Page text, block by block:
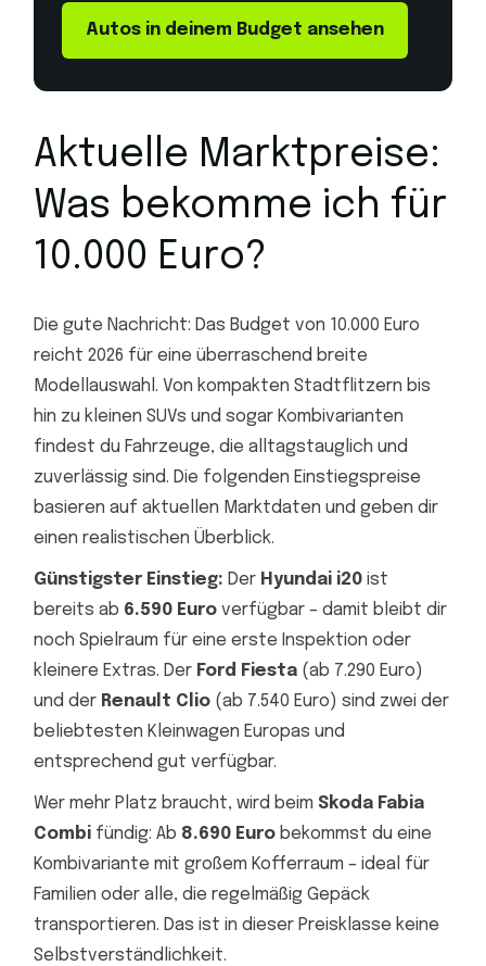
Autos in deinem Budget ansehen
Aktuelle Marktpreise:
Was bekomme ich für
10.000 Euro?
Die gute Nachricht: Das Budget von 10.000 Euro
reicht 2026 für eine überraschend breite
Modellauswahl. Von kompakten Stadtflitzern bis
hin zu kleinen SUVs und sogar Kombivarianten
findest du Fahrzeuge, die alltagstauglich und
zuverlässig sind. Die folgenden Einstiegspreise
basieren auf aktuellen Marktdaten und geben dir
einen realistischen Überblick.
Günstigster Einstieg: Der Hyundai i20 ist
bereits ab 6.590 Euro verfügbar – damit bleibt dir
noch Spielraum für eine erste Inspektion oder
kleinere Extras. Der Ford Fiesta (ab 7.290 Euro)
und der Renault Clio (ab 7.540 Euro) sind zwei der
beliebtesten Kleinwagen Europas und
entsprechend gut verfügbar.
Wer mehr Platz braucht, wird beim Skoda Fabia
Combi fündig: Ab 8.690 Euro bekommst du eine
Kombivariante mit großem Kofferraum – ideal für
Familien oder alle, die regelmäßig Gepäck
transportieren. Das ist in dieser Preisklasse keine
Selbstverständlichkeit.